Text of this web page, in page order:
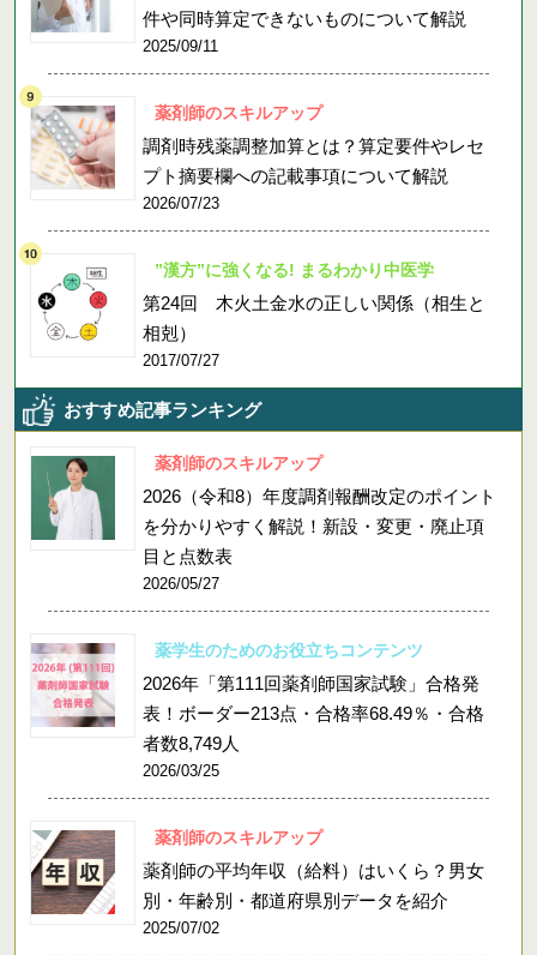
件や同時算定できないものについて解説
2025/09/11
薬剤師のスキルアップ
調剤時残薬調整加算とは？算定要件やレセ
プト摘要欄への記載事項について解説
2026/07/23
”漢方”に強くなる! まるわかり中医学
第24回 木火土金水の正しい関係（相生と
相剋）
2017/07/27
おすすめ記事ランキング
薬剤師のスキルアップ
2026（令和8）年度調剤報酬改定のポイント
を分かりやすく解説！新設・変更・廃止項
目と点数表
2026/05/27
薬学生のためのお役立ちコンテンツ
2026年「第111回薬剤師国家試験」合格発
表！ボーダー213点・合格率68.49％・合格
者数8,749人
2026/03/25
薬剤師のスキルアップ
薬剤師の平均年収（給料）はいくら？男女
別・年齢別・都道府県別データを紹介
2025/07/02